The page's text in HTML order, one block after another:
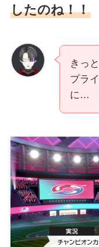
したのね！！
きっ
プラ
に…